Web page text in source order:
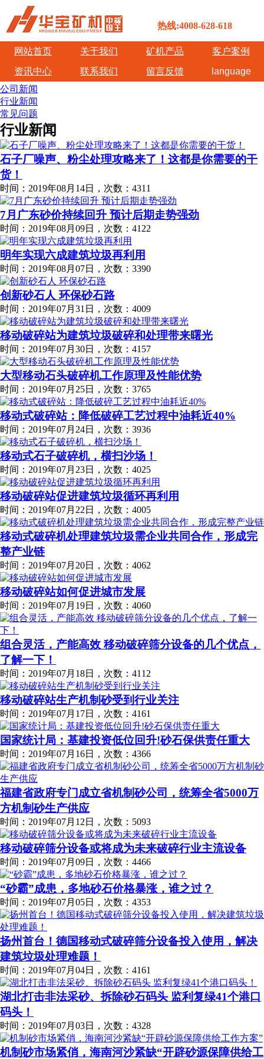
热线:4008-628-618
网站首页 关于我们 矿机产品
客户案例
资讯中心
联系我们 留言反馈
language
公司新闻
行业新闻
常见问题
行业新闻
石子厂噪声、粉尘处理攻略来了！这都是你需要的干
货！
时间：2019年08月14日，次数：4311
7月广东砂价持续回升 预计后期走势强劲
时间：2019年08月09日，次数：4122
明年实现六成建筑垃圾再利用
时间：2019年08月07日，次数：3390
创新砂石人 环保砂石路
时间：2019年07月31日，次数：4009
移动破碎站为建筑垃圾破碎和处理带来曙光
时间：2019年07月30日，次数：4157
大型移动石头破碎机工作原理及性能优势
时间：2019年07月25日，次数：3765
移动式破碎站：降低破碎工艺过程中油耗近40%
时间：2019年07月24日，次数：3936
移动式石子破碎机，横扫沙场！
时间：2019年07月23日，次数：4025
移动破碎站促进建筑垃圾循环再利用
时间：2019年07月22日，次数：4005
移动式破碎机处理建筑垃圾需企业共同合作，形成完
整产业链
时间：2019年07月20日，次数：4062
移动破碎站如何促进城市发展
时间：2019年07月19日，次数：4060
组合灵活，产能高效 移动破碎筛分设备的几个优点，
了解一下！
时间：2019年07月18日，次数：4112
移动破碎站生产机制砂受到行业关注
时间：2019年07月17日，次数：4161
国家统计局：基建投资低位回升!砂石保供责任重大
时间：2019年07月16日，次数：4366
福建省政府专门成立省机制砂公司，统筹全省5000万
方机制砂生产供应
时间：2019年07月12日，次数：5093
移动破碎筛分设备或将成为未来破碎行业主流设备
时间：2019年07月09日，次数：4466
“砂霸”成患，多地砂石价格暴涨，谁之过？
时间：2019年07月05日，次数：4353
扬州首台！德国移动式破碎筛分设备投入使用，解决
建筑垃圾处理难题！
时间：2019年07月04日，次数：4161
湖北打击非法采砂、拆除砂石码头 监利复绿41个港口
码头！
时间：2019年07月03日，次数：4328
机制砂市场紧俏，海南河沙紧缺“开辟砂源保障供给工